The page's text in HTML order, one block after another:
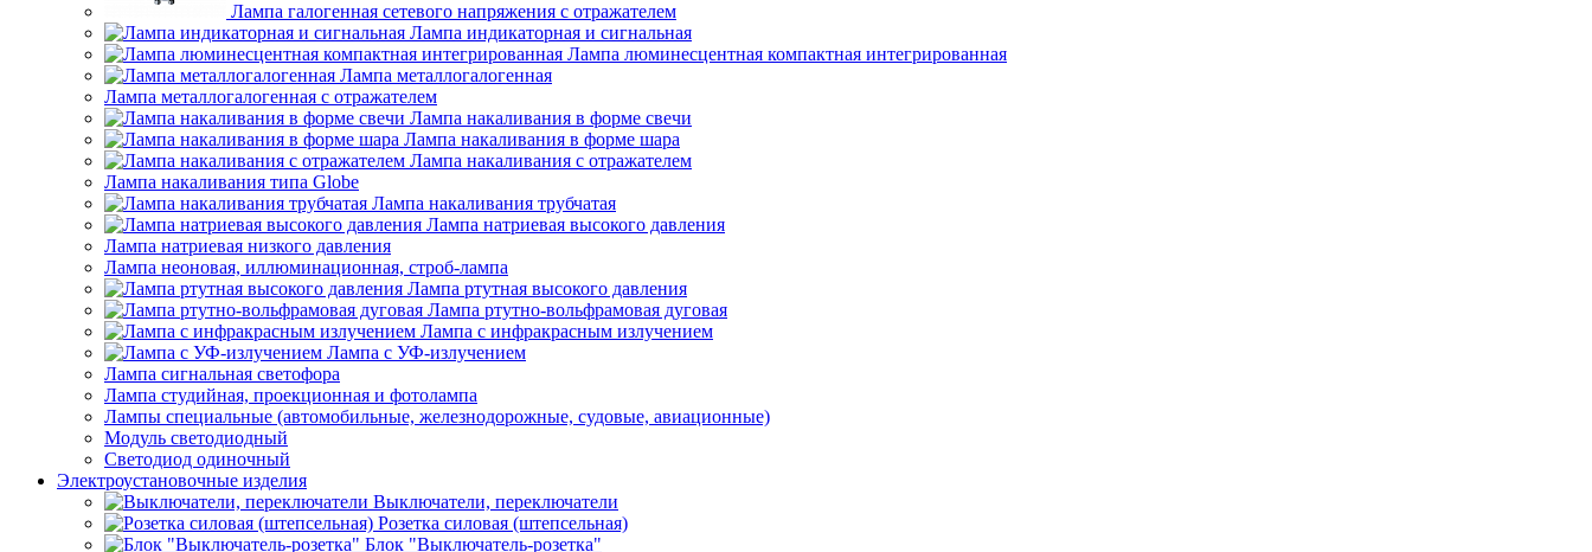
Лампа галогенная сетевого напряжения с отражателем
Лампа индикаторная и сигнальная
Лампа люминесцентная компактная интегрированная
Лампа металлогалогенная
Лампа металлогалогенная с отражателем
Лампа накаливания в форме свечи
Лампа накаливания в форме шара
Лампа накаливания с отражателем
Лампа накаливания типа Globe
Лампа накаливания трубчатая
Лампа натриевая высокого давления
Лампа натриевая низкого давления
Лампа неоновая, иллюминационная, строб-лампа
Лампа ртутная высокого давления
Лампа ртутно-вольфрамовая дуговая
Лампа с инфракрасным излучением
Лампа с УФ-излучением
Лампа сигнальная светофора
Лампа студийная, проекционная и фотолампа
Лампы специальные (автомобильные, железнодорожные, судовые, авиационные)
Модуль светодиодный
Светодиод одиночный
Электроустановочные изделия
Выключатели, переключатели
Розетка силовая (штепсельная)
Блок "Выключатель-розетка"